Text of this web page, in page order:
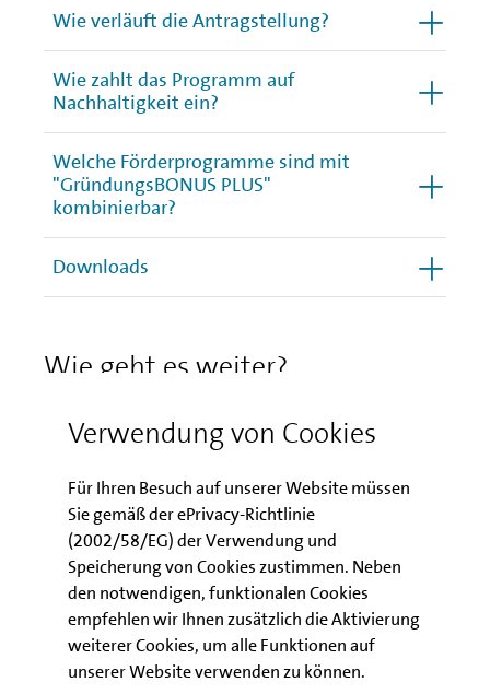
Verwendung von Cookies
Für Ihren Besuch auf unserer Website müssen
Sie gemäß der ePrivacy-Richtlinie
(2002/58/EG) der Verwendung und
Speicherung von Cookies zustimmen. Neben
den notwendigen, funktionalen Cookies
empfehlen wir Ihnen zusätzlich die Aktivierung
weiterer Cookies, um alle Funktionen auf
unserer Website verwenden zu können.
Wie verläuft die Antragstellung?
Wie zahlt das Programm auf
Nachhaltigkeit ein?
Welche Förderprogramme sind mit
"GründungsBONUS PLUS"
kombinierbar?
Downloads
Wie geht es weiter?
IBB Business Team GmbH
GründungsBONUS Plus
Bundesallee 210
10719 Berlin
Telefon: 030 / 2125-2364
E-Mail schreiben
ibb-business-